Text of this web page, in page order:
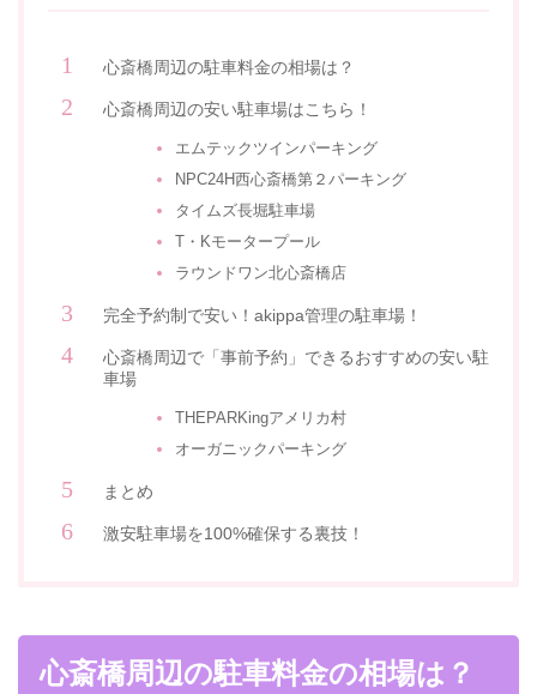
心斎橋周辺の駐車料金の相場は？
心斎橋周辺の安い駐車場はこちら！
エムテックツインパーキング
NPC24H西心斎橋第２パーキング
タイムズ長堀駐車場
T・Kモータープール
ラウンドワン北心斎橋店
完全予約制で安い！akippa管理の駐車場！
心斎橋周辺で「事前予約」できるおすすめの安い駐
車場
THEPARKingアメリカ村
オーガニックパーキング
まとめ
激安駐車場を100%確保する裏技！
心斎橋周辺の駐車料金の相場は？